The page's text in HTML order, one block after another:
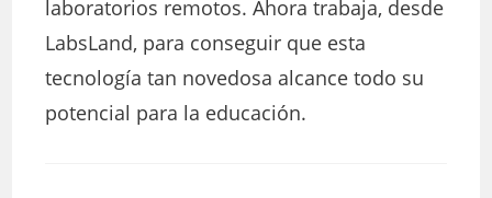
laboratorios remotos. Ahora trabaja, desde
LabsLand, para conseguir que esta
tecnología tan novedosa alcance todo su
potencial para la educación.